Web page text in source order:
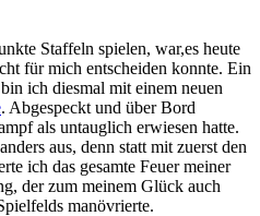
Staffeln spielen, war,es heute
für mich entscheiden konnte. Ein
ich diesmal mit einem neuen
. Abgespeckt und über Bord
als untauglich erwiesen hatte.
aus, denn statt mit zuerst den
ich das gesamte Feuer meiner
der zum meinem Glück auch
manövrierte.